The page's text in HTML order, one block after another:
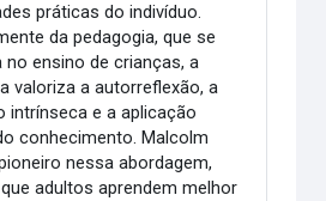
práticas do indivíduo.
da pedagogia, que se
no ensino de crianças, a
valoriza a autorreflexão, a
intrínseca e a aplicação
conhecimento. Malcolm
nessa abordagem,
adultos aprendem melhor